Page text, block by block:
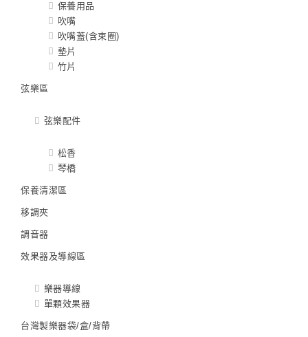
保養用品
吹嘴
吹嘴蓋(含束圈)
墊片
竹片
弦樂區
弦樂配件
松香
琴橋
保養清潔區
移調夾
調音器
效果器及導線區
樂器導線
單顆效果器
台灣製樂器袋/盒/背帶